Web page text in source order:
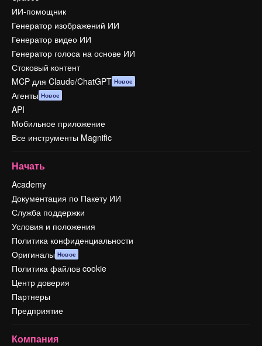
ИИ-помощник
Генератор изображений ИИ
Генератор видео ИИ
Генератор голоса на основе ИИ
Стоковый контент
MCP для Claude/ChatGPT Новое
Агенты Новое
API
Мобильное приложение
Все инструменты Magnific
Начать
Academy
Документация по Пакету ИИ
Служба поддержки
Условия и положения
Политика конфиденциальности
Оригиналы Новое
Политика файлов cookie
Центр доверия
Партнеры
Предприятие
Компания